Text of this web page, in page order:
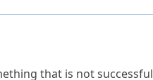
that is not successful